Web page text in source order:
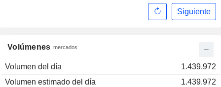
Volúmenes mercados
Volumen del día
1.439.972
Volumen estimado del día
1.439.972
Siguiente